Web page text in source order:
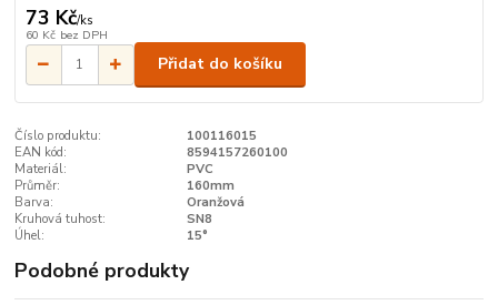
73 Kč/ks
60 Kč bez DPH
Přidat do košíku
Číslo produktu:
100116015
EAN kód:
8594157260100
Materiál:
PVC
Průměr:
160mm
Barva:
Oranžová
Kruhová tuhost:
SN8
Úhel:
15°
Podobné produkty